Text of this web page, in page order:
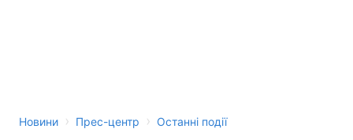
Новини › Прес-центр › Останні події